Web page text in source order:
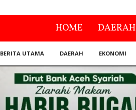
HOME DAERAH
BERITA UTAMA DAERAH EKONOMI